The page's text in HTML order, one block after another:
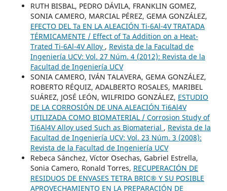
RUTH BISBAL, PEDRO DÁVILA, FRANKLIN GOMEZ,
SONIA CAMERO, MARCIAL PÉREZ, GEMA GONZÁLEZ,
EFECTO DEL Ta EN LA ALEACIÓN Ti-6Al-4V TRATADA
TÉRMICAMENTE / Effect of Ta Addition on a Heat-
Trated Ti-6Al-4V Alloy , Revista de la Facultad de
Ingeniería UCV: Vol. 27 Núm. 4 (2012): Revista de la
Facultad de Ingeniería UCV
SONIA CAMERO, IVÁN TALAVERA, GEMA GONZÁLEZ,
ROBERTO RÉQUIZ, ADALBERTO ROSALES, MARIBEL
SUÁREZ, JOSÉ LEÓN, WILFRIDO GONZÁLEZ, ESTUDIO
DE LA CORROSIÓN DE UNA ALEACIÓN Ti6Al4V
UTILIZADA COMO BIOMATERIAL / Corrosion Study of
Ti6Al4V Alloy used Such as Biomaterial , Revista de la
Facultad de Ingeniería UCV: Vol. 23 Núm. 3 (2008):
Revista de la Facultad de Ingeniería UCV
Rebeca Sánchez, Víctor Osechas, Gabriel Estrella,
Sonia Camero, Ronald Torres, RECUPERACIÓN DE
RESIDUOS DE ENVASES TETRA BRIC® Y SU POSIBLE
APROVECHAMIENTO EN LA PREPARACIÓN DE